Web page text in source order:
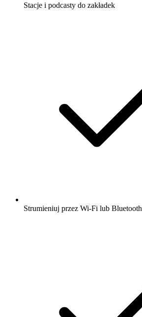
Stacje i podcasty do zakładek
Strumieniuj przez Wi-Fi lub Bluetooth